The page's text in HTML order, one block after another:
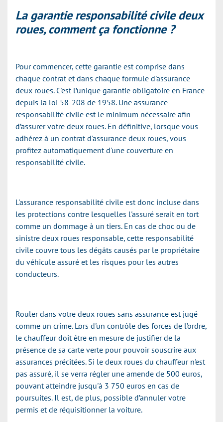
La garantie responsabilité civile deux
roues, comment ça fonctionne ?
Pour commencer, cette garantie est comprise dans
chaque contrat et dans chaque formule d'assurance
deux roues. C'est l’unique garantie obligatoire en France
depuis la loi 58-208 de 1958. Une assurance
responsabilité civile est le minimum nécessaire afin
d’assurer votre deux roues. En définitive, lorsque vous
adhérez à un contrat d'assurance deux roues, vous
profitez automatiquement d'une couverture en
responsabilité civile.
L'assurance responsabilité civile est donc incluse dans
les protections contre lesquelles l'assuré serait en tort
comme un dommage à un tiers. En cas de choc ou de
sinistre deux roues responsable, cette responsabilité
civile couvre tous les dégâts causés par le propriétaire
du véhicule assuré et les risques pour les autres
conducteurs.
Rouler dans votre deux roues sans assurance est jugé
comme un crime. Lors d'un contrôle des forces de l’ordre,
le chauffeur doit être en mesure de justifier de la
présence de sa carte verte pour pouvoir souscrire aux
assurances précitées. Si le deux roues du chauffeur n'est
pas assuré, il se verra régler une amende de 500 euros,
pouvant atteindre jusqu'à 3 750 euros en cas de
poursuites. Il est, de plus, possible d’annuler votre
permis et de réquisitionner la voiture.